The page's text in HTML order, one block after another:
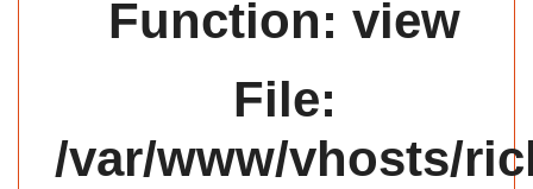
Function: view
File:
/var/www/vhosts/